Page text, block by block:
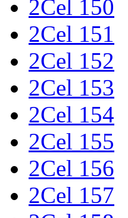
2Cel 150
2Cel 151
2Cel 152
2Cel 153
2Cel 154
2Cel 155
2Cel 156
2Cel 157